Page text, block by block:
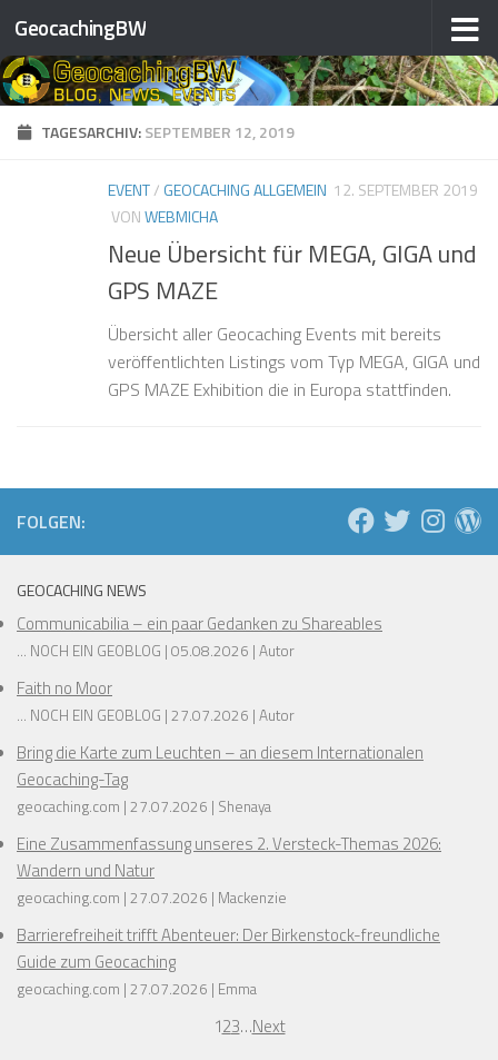
Zum Inhalt springen
GeocachingBW
TAGESARCHIV:SEPTEMBER 12, 2019
EVENT/ GEOCACHING ALLGEMEIN 12. SEPTEMBER 2019
VONWEBMICHA
Neue Übersicht für MEGA, GIGA und
GPS MAZE
Übersicht aller Geocaching Events mit bereits
veröffentlichten Listings vom Typ MEGA, GIGA und
GPS MAZE Exhibition die in Europa stattfinden.
FOLGEN:
GEOCACHING NEWS
Communicabilia – ein paar Gedanken zu Shareables
... NOCH EIN GEOBLOG 05.08.2026 Autor
Faith no Moor
... NOCH EIN GEOBLOG 27.07.2026 Autor
Bring die Karte zum Leuchten – an diesem Internationalen
Geocaching-Tag
geocaching.com 27.07.2026 Shenaya
Eine Zusammenfassung unseres 2. Versteck-Themas 2026:
Wandern und Natur
geocaching.com 27.07.2026 Mackenzie
Barrierefreiheit trifft Abenteuer: Der Birkenstock-freundliche
Guide zum Geocaching
geocaching.com 27.07.2026 Emma
123…Next